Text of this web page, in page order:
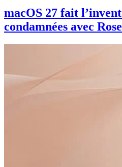
macOS 27 fait
condamnées avec